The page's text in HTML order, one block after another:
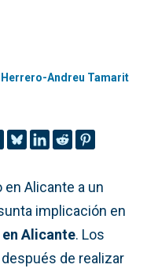
Andreu Tamarit
en Alicante a un
implicación en
Alicante. Los
de realizar